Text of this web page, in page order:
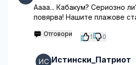
Аааа... Кабакум? Сериозно
повярва! Нашите плажове
Отговори 1 0
Истински_Патриот